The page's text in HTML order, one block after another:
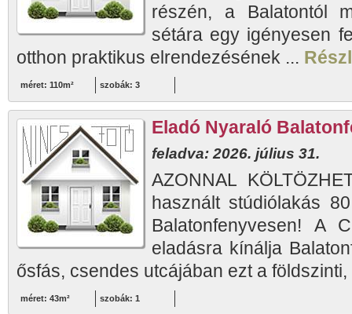
részén, a Balatontól
sétára egy igényesen
otthon praktikus elrendezésének ...
méret: 110m² szobák: 3
Eladó Nyaraló
feladva: 2026. július 31.
AZONNAL
használt stúdiólakás
Balatonfenyvesen! A
eladásra kínálja
ősfás, csendes utcájában ezt a
méret: 43m² szobák: 1